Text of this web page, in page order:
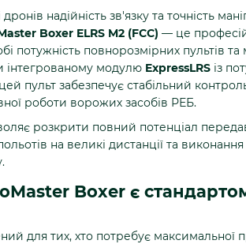
дронів надійність зв'язку та точність
Boxer ELRS M2 (FCC) — це
потужність повнорозмірних пультів та
інтегрованому модулю ExpressLRS із
пульт забезпечує стабільний
роботи ворожих засобів РЕБ.
розкрити повний потенціал
на великі дистанції та
Boxer є
для тих, хто потребує максимальної